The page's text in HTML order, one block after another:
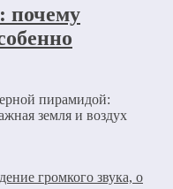
почему
пирамидой:
земля и воздух